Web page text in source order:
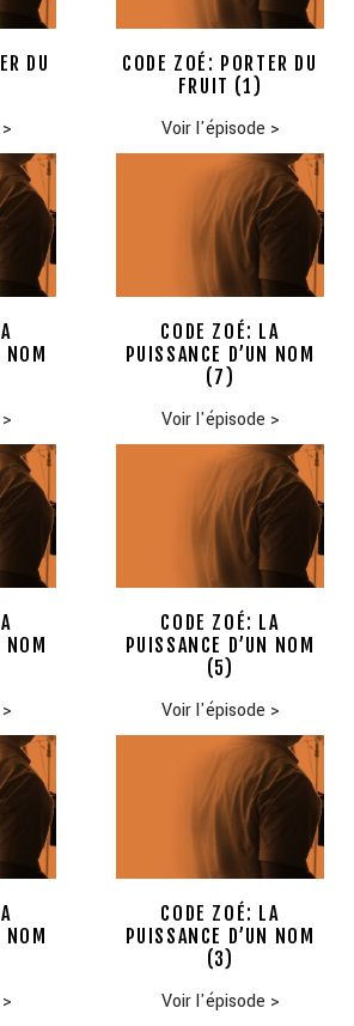
DU
>
CODE ZOÉ: PORTER DU
FRUIT (1)
Voir l'épisode >
NOM
>
CODE ZOÉ: LA
PUISSANCE D’UN NOM
(7)
Voir l'épisode >
NOM
>
CODE ZOÉ: LA
PUISSANCE D’UN NOM
(5)
Voir l'épisode >
NOM
>
CODE ZOÉ: LA
PUISSANCE D’UN NOM
(3)
Voir l'épisode >